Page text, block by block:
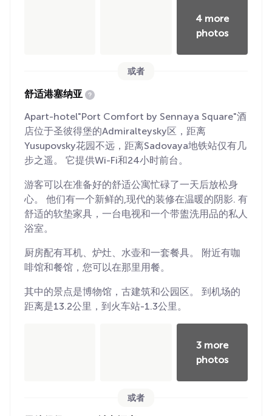
4 more
photos
或者
舒适港塞纳亚
Apart-hotel"Port Comfort by Sennaya Square"酒
店位于圣彼得堡的Admiralteysky区，距离
Yusupovsky花园不远，距离Sadovaya地铁站仅有几
步之遥。 它提供Wi-Fi和24小时前台。
游客可以在准备好的舒适公寓忙碌了一天后放松身
心。 他们有一个新鲜的,现代的装修在温暖的阴影. 有
舒适的软垫家具，一台电视和一个带盥洗用品的私人
浴室。
厨房配有耳机、炉灶、水壶和一套餐具。 附近有咖
啡馆和餐馆，您可以在那里用餐。
其中的景点是博物馆，古建筑和公园区。 到机场的
距离是13.2公里，到火车站-1.3公里。
3 more
photos
或者